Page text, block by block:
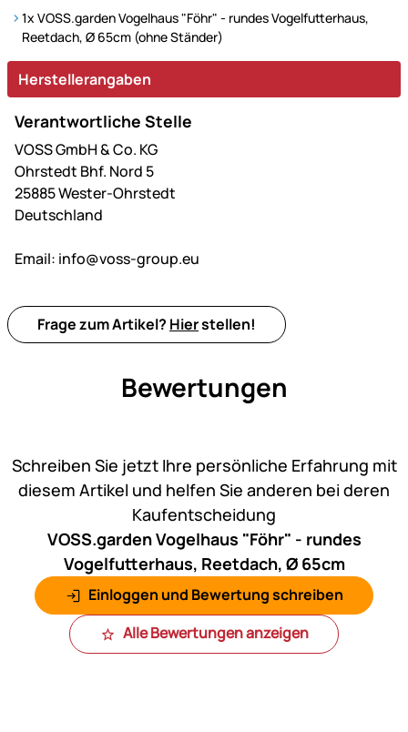
1x VOSS.garden Vogelhaus "Föhr" - rundes Vogelfutterhaus,
Reetdach, Ø 65cm (ohne Ständer)
Herstellerangaben
Verantwortliche Stelle
VOSS GmbH & Co. KG
Ohrstedt Bhf. Nord 5
25885 Wester-Ohrstedt
Deutschland
Email: info@voss-group.eu
Frage zum Artikel? Hierstellen!
Bewertungen
Schreiben Sie jetzt Ihre persönliche Erfahrung mit
diesem Artikel und helfen Sie anderen bei deren
Kaufentscheidung
VOSS.garden Vogelhaus "Föhr" - rundes
Vogelfutterhaus, Reetdach, Ø 65cm
Einloggen und Bewertung schreiben
Alle Bewertungen anzeigen